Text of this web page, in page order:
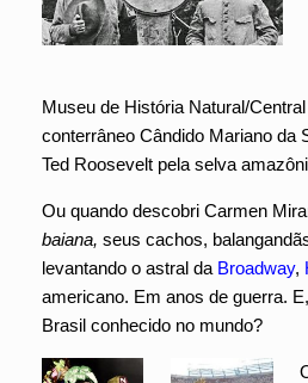
Museu de História Natural/
conterrâneo Cândido Mariano da
Ted Roosevelt pela selva
Ou quando descobri Carmen
baiana, seus cachos,
levantando o astral da Broadway,
americano. Em anos de guerra.
Brasil conhecido no mundo?